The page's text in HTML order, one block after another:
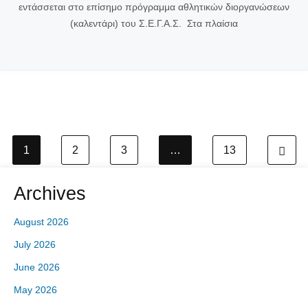
εντάσσεται στο επίσημο πρόγραμμα αθλητικών διοργανώσεων
(καλεντάρι) του Σ.Ε.Γ.Α.Σ. Στα πλαίσια
1 2 3 … 13
Archives
August 2026
July 2026
June 2026
May 2026